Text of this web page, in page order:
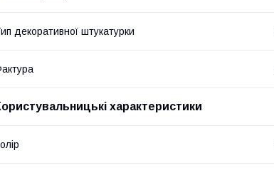
декоративної штукатурки
характеристики